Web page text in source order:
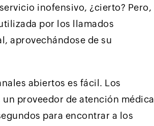
inofensivo, ¿cierto? Pero,
por los llamados
aprovechándose de su
abiertos es fácil. Los
un proveedor de atención médica
para encontrar a los